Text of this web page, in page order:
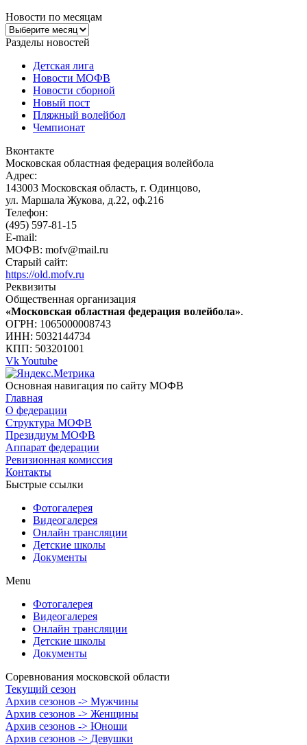
Новости по месяцам
Новости
по
Разделы новостей
Детская лига
Новости МОФВ
Новости сборной
Новый пост
Пляжный волейбол
Чемпионат
Вконтакте
Московская областная федерация волейбола
Адрес:
143003 Московская область, г. Одинцово,
ул. Маршала Жукова, д.22, оф.216
Телефон:
(495) 597-81-15
E-mail:
МОФВ: mofv@mail.ru
Старый сайт:
https://old.mofv.ru
Реквизиты
Общественная организация
«Московская областная федерация волейбола».
ОГРН: 1065000008743
ИНН: 5032144734
КПП: 503201001
VkYoutube
Основная навигация по сайту МОФВ
Главная
О федерации
Структура МОФВ
Президиум МОФВ
Аппарат федерации
Ревизионная комиссия
Контакты
Быстрые ссылки
Фотогалерея
Видеогалерея
Онлайн трансляции
Детские школы
Документы
Menu
Фотогалерея
Видеогалерея
Онлайн трансляции
Детские школы
Документы
Соревнования московской области
Текущий сезон
Архив сезонов -> Мужчины
Архив сезонов -> Женщины
Архив сезонов -> Юноши
Архив сезонов -> Девушки